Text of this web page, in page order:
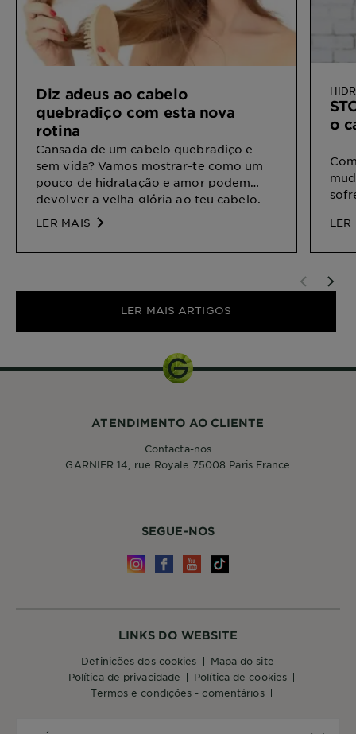
Diz adeus ao cabelo
quebradiço com esta nova
rotina
Cansada de um cabelo quebradiço e
sem vida? Vamos mostrar-te como um
pouco de hidratação e amor podem
devolver a velha glória ao teu cabelo.
LER MAIS
o
LER
SLIDE 1
SLIDE 2
SLIDE 3
LER MAIS ARTIGOS
PAÍS
LINKS DO WEBSITE
definições dos cookies
mapa do site
política de privacidade
política de cookies
termos e condições - comentários
SEGUE-NOS
ATENDIMENTO AO CLIENTE
Contacta-nos
GARNIER 14, rue Royale 75008 Paris France